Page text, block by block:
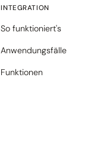
INTEGRATION
So funktioniert's
Anwendungsfälle
Funktionen